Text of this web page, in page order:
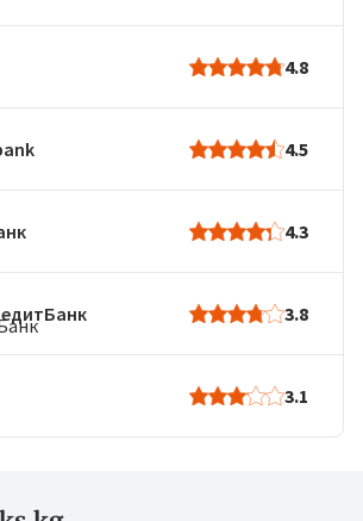
4.8
4.5
4.3
3.8
3.1